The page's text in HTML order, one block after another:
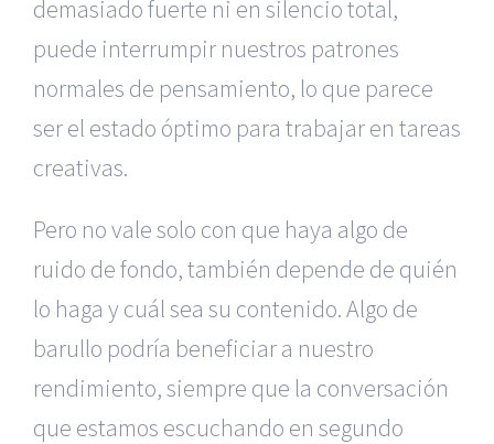
demasiado fuerte ni en silencio total,
puede interrumpir nuestros patrones
normales de pensamiento, lo que parece
ser el estado óptimo para trabajar en tareas
creativas.
Pero no vale solo con que haya algo de
ruido de fondo, también depende de quién
lo haga y cuál sea su contenido. Algo de
barullo podría beneficiar a nuestro
rendimiento, siempre que la conversación
que estamos escuchando en segundo